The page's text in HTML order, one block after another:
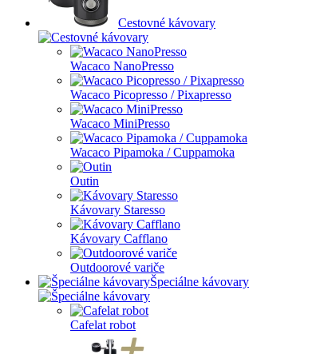
Cestovné kávovary
Wacaco NanoPresso
Wacaco Picopresso / Pixapresso
Wacaco MiniPresso
Wacaco Pipamoka / Cuppamoka
Outin
Kávovary Staresso
Kávovary Cafflano
Outdoorové variče
Špeciálne kávovary
Cafelat robot